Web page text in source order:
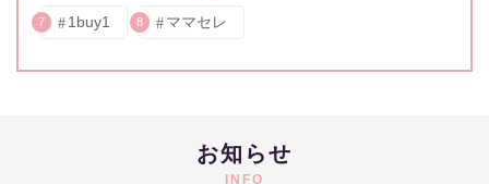
7 1buy1 8 ママセレ
お知らせ
INFO